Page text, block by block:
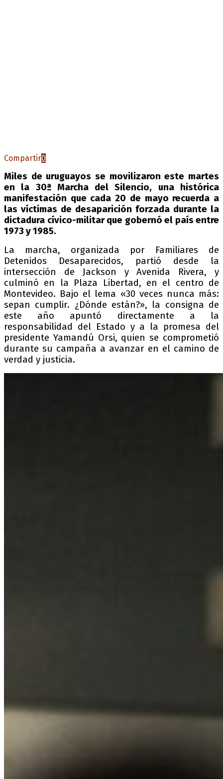
Compartir0
Miles de uruguayos se movilizaron este martes
en la 30ª Marcha del Silencio, una histórica
manifestación que cada 20 de mayo recuerda a
las víctimas de desaparición forzada durante la
dictadura cívico-militar que gobernó el país entre
1973 y 1985.
La marcha, organizada por Familiares de
Detenidos Desaparecidos, partió desde la
intersección de Jackson y Avenida Rivera, y
culminó en la Plaza Libertad, en el centro de
Montevideo. Bajo el lema «30 veces nunca más:
sepan cumplir. ¿Dónde están?», la consigna de
este año apuntó directamente a la
responsabilidad del Estado y a la promesa del
presidente Yamandú Orsi, quien se comprometió
durante su campaña a avanzar en el camino de
verdad y justicia.